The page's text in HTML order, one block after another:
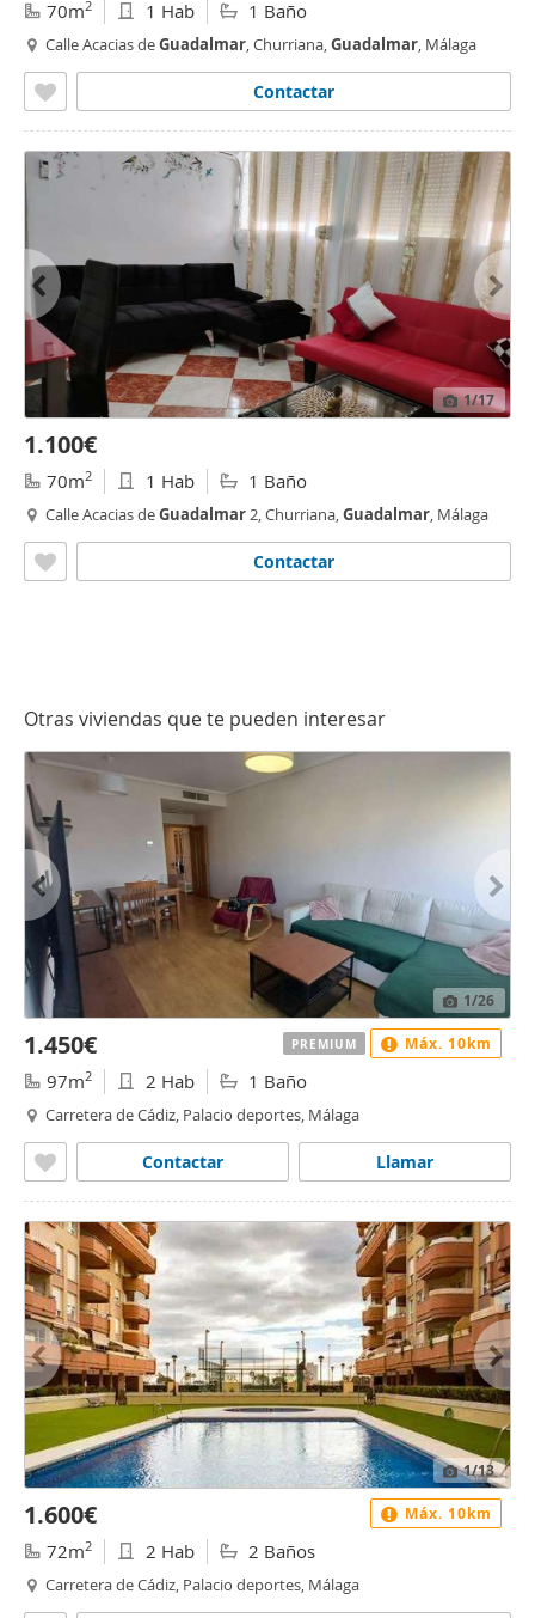
70m2 1 Hab 1 Baño
Calle Acacias deGuadalmar, Churriana,Guadalmar, Málaga
Contactar
1/17
1.100€
70m2 1 Hab 1 Baño
Calle Acacias deGuadalmar2, Churriana,Guadalmar, Málaga
Contactar
Otras viviendas que te pueden interesar
1/26
1.450€
97m2 2 Hab 1 Baño
Carretera de Cádiz, Palacio deportes, Málaga
Llamar
Contactar
PREMIUM Máx. 10km
1/13
1.600€
72m2 2 Hab 2 Baños
Carretera de Cádiz, Palacio deportes, Málaga
Máx. 10km